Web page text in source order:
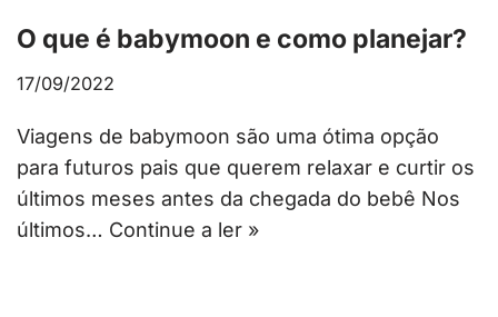
O que é babymoon e como planejar?
17/09/2022
Viagens de babymoon são uma ótima opção
para futuros pais que querem relaxar e curtir os
últimos meses antes da chegada do bebê Nos
últimos… Continue a ler »